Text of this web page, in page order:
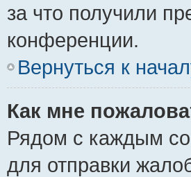
за что получили
конференции.
Вернуться к
Как мне
Рядом с каждым
для отправки